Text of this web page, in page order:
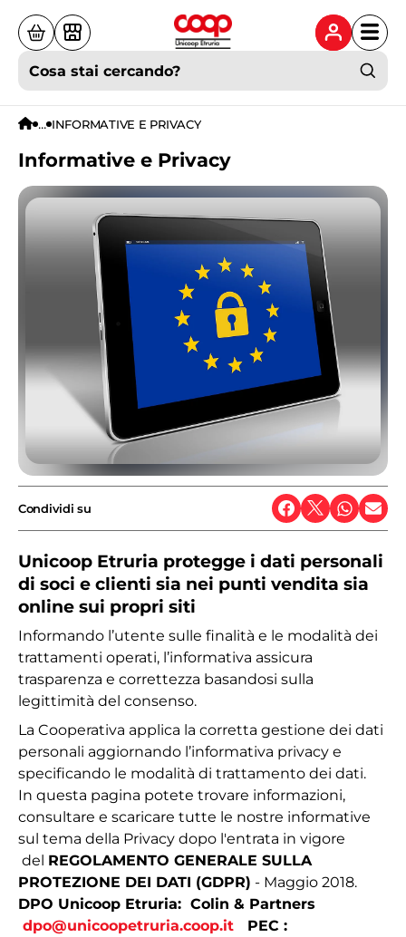
Cosa stai cercando?
... INFORMATIVE E PRIVACY
Informative e Privacy
Condividi su
Unicoop Etruria protegge i dati personali
di soci e clienti sia nei punti vendita sia
online sui propri siti
Informando l’utente sulle finalità e le modalità dei
trattamenti operati, l’informativa assicura
trasparenza e correttezza basandosi sulla
legittimità del consenso.
La Cooperativa applica la corretta gestione dei dati
personali aggiornando l’informativa privacy e
specificando le modalità di trattamento dei dati.
In questa pagina potete trovare informazioni,
consultare e scaricare tutte le nostre informative
sul tema della Privacy dopo l'entrata in vigore
del REGOLAMENTO GENERALE SULLA
PROTEZIONE DEI DATI (GDPR) - Maggio 2018.
DPO Unicoop Etruria: Colin & Partners
dpo@unicoopetruria.coop.it PEC :